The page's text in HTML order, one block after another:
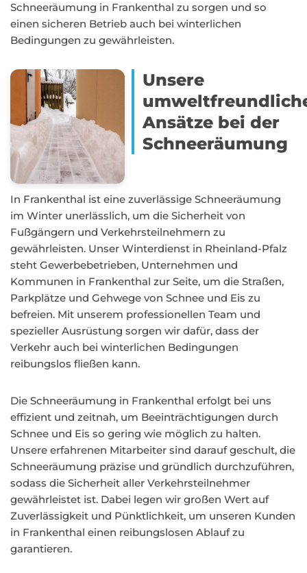
Schneeräumung in Frankenthal zu sorgen und so
einen sicheren Betrieb auch bei winterlichen
Bedingungen zu gewährleisten.
Unsere
Ansätze bei der
Schneeräumung
In Frankenthal ist eine zuverlässige Schneeräumung
im Winter unerlässlich, um die Sicherheit von
Fußgängern und Verkehrsteilnehmern zu
gewährleisten. Unser Winterdienst in Rheinland-Pfalz
steht Gewerbebetrieben, Unternehmen und
Kommunen in Frankenthal zur Seite, um die Straßen,
Parkplätze und Gehwege von Schnee und Eis zu
befreien. Mit unserem professionellen Team und
spezieller Ausrüstung sorgen wir dafür, dass der
Verkehr auch bei winterlichen Bedingungen
reibungslos fließen kann.
Die Schneeräumung in Frankenthal erfolgt bei uns
effizient und zeitnah, um Beeinträchtigungen durch
Schnee und Eis so gering wie möglich zu halten.
Unsere erfahrenen Mitarbeiter sind darauf geschult, die
Schneeräumung präzise und gründlich durchzuführen,
sodass die Sicherheit aller Verkehrsteilnehmer
gewährleistet ist. Dabei legen wir großen Wert auf
Zuverlässigkeit und Pünktlichkeit, um unseren Kunden
in Frankenthal einen reibungslosen Ablauf zu
garantieren.